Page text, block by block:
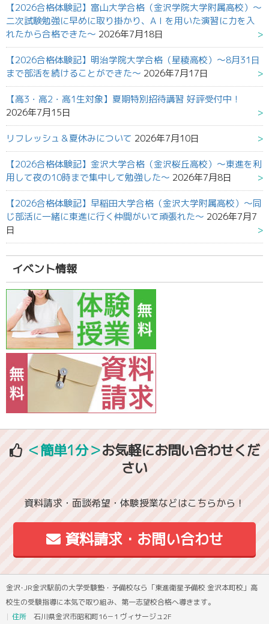
【2026合格体験記】富山大学合格（金沢学院大学附属高校）～
二次試験勉強に早めに取り掛かり、AＩを用いた演習に力を入
れたから合格できた～ 2026年7月18日
【2026合格体験記】明治学院大学合格（星稜高校）～8月31日
まで部活を続けることができた～ 2026年7月17日
【高3・高2・高1生対象】夏期特別招待講習 好評受付中！
2026年7月15日
リフレッシュ＆夏休みについて 2026年7月10日
【2026合格体験記】金沢大学合格（金沢桜丘高校）～東進を利
用して夜の10時まで集中して勉強した～ 2026年7月8日
【2026合格体験記】早稲田大学合格（金沢大学附属高校）～同
じ部活に一緒に東進に行く仲間がいて頑張れた～ 2026年7月7
日
イベント情報
＜簡単1分＞お気軽にお問い合わせくだ
さい
資料請求・面談希望・体験授業などはこちらから！
資料請求・お問い合わせ
金沢･JR金沢駅前の大学受験塾・予備校なら「東進衛星予備校 金沢本町校」高
校生の受験指導に本気で取り組み、第一志望校合格へ導きます。
住所 石川県金沢市昭和町16－1 ヴィサージュ2F